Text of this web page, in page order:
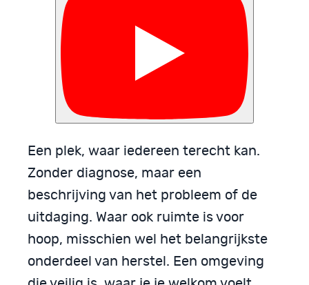
Een plek, waar iedereen terecht kan.
Zonder diagnose, maar een
beschrijving van het probleem of de
uitdaging. Waar ook ruimte is voor
hoop, misschien wel het belangrijkste
onderdeel van herstel. Een omgeving